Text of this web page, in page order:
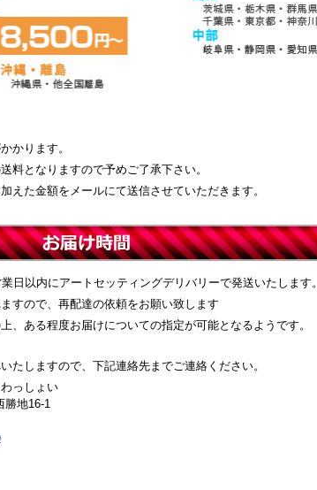
かります。
料となりますので予めご了承下さい。
えた金額をメールにて送信させていただきます。
日以内にアートセッティングデリバリーで発送いたします。
すので、再配達の依頼をお願い致します
ある程度お届けについての指定が可能となるようです。
たしますので、下記連絡先までご連絡ください。
っしょい
勝地16-1